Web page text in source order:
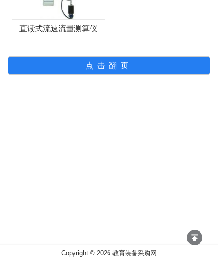
直读式流速流量测算仪
点击翻页
Copyright © 2026 教育装备采购网